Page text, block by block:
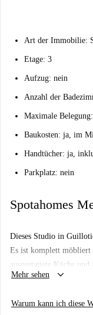
Art der Immobilie:
Etage: 3
Aufzug: nein
Anzahl der
Maximale
Baukosten: ja, im
Handtücher: ja,
Parkplatz: nein
Spotahomes
Dieses Studio in
Es ist komplett möbliert
ausgestattete Küche
Berufstätige und
WLAN) sind inklusive.
Mehr sehen keyboard_arrow_down
Warum kann ich diese